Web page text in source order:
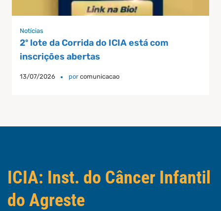
Notícias
2º lote da Corrida do ICIA está com
inscrições abertas
13/07/2026 por comunicacao
ICIA: Inst. do Câncer Infantil
do Agreste